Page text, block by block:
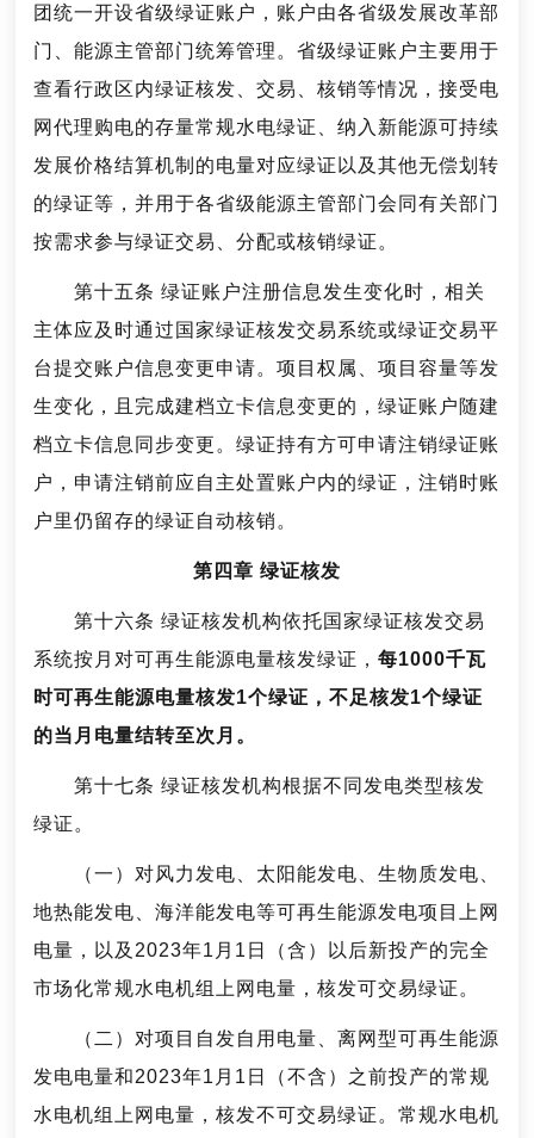
团统一开设省级绿证账户，账户由各省级发展改革部
门、能源主管部门统筹管理。省级绿证账户主要用于
查看行政区内绿证核发、交易、核销等情况，接受电
网代理购电的存量常规水电绿证、纳入新能源可持续
发展价格结算机制的电量对应绿证以及其他无偿划转
的绿证等，并用于各省级能源主管部门会同有关部门
按需求参与绿证交易、分配或核销绿证。
第十五条 绿证账户注册信息发生变化时，相关
主体应及时通过国家绿证核发交易系统或绿证交易平
台提交账户信息变更申请。项目权属、项目容量等发
生变化，且完成建档立卡信息变更的，绿证账户随建
档立卡信息同步变更。绿证持有方可申请注销绿证账
户，申请注销前应自主处置账户内的绿证，注销时账
户里仍留存的绿证自动核销。
第四章 绿证核发
第十六条 绿证核发机构依托国家绿证核发交易
系统按月对可再生能源电量核发绿证，每1000千瓦
时可再生能源电量核发1个绿证，不足核发1个绿证
的当月电量结转至次月。
第十七条 绿证核发机构根据不同发电类型核发
绿证。
（一）对风力发电、太阳能发电、生物质发电、
地热能发电、海洋能发电等可再生能源发电项目上网
电量，以及2023年1月1日（含）以后新投产的完全
市场化常规水电机组上网电量，核发可交易绿证。
（二）对项目自发自用电量、离网型可再生能源
发电电量和2023年1月1日（不含）之前投产的常规
水电机组上网电量，核发不可交易绿证。常规水电机